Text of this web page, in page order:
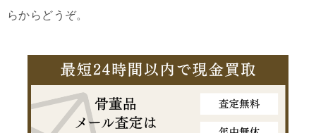
らからどうぞ。